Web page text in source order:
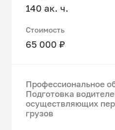
140 ак. ч.
Стоимость
65 000 ₽
Профессиональное
Подготовка
осуществляющих
грузов